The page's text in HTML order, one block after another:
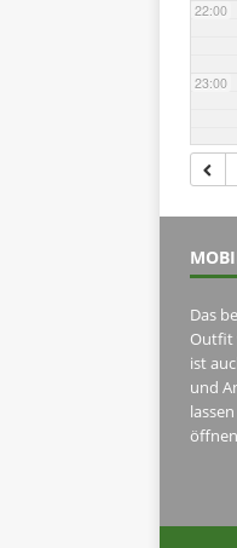
22:00
23:00
Das
Outfit
ist
und